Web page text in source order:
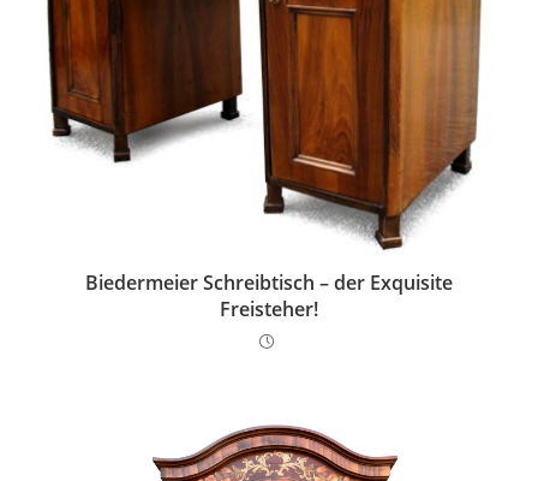
Biedermeier Schreibtisch – der Exquisite
Freisteher!